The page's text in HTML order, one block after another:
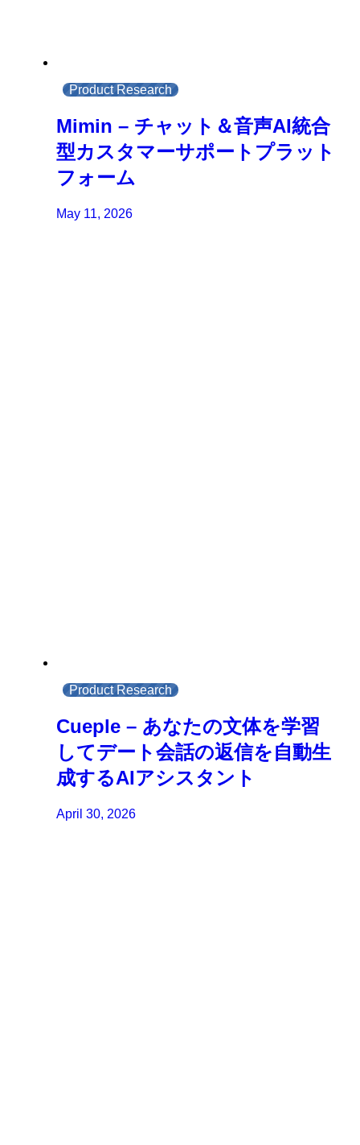
Product Research
Mimin – チャット＆音声AI統合
型カスタマーサポートプラット
フォーム
May 11, 2026
Product Research
Cueple – あなたの文体を学習
してデート会話の返信を自動生
成するAIアシスタント
April 30, 2026